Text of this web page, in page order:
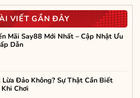
VIẾT GẦN ĐÂY
Mãi Say88 Mới Nhất – Cập Nhật Ưu
Dẫn
Lừa Đảo Không? Sự Thật Cần Biết
Chơi